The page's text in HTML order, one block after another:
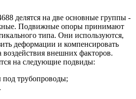
делятся на две основные группы -
Подвижные опоры принимают
типа. Они используются,
деформации и компенсировать
внешних факторов.
на следующие подвиды:
под трубопроводы;
.